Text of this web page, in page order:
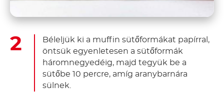
Béleljük ki a muffin sütőformákat papírral,
öntsük egyenletesen a sütőformák
háromnegyedéig, majd tegyük be a
sütőbe 10 percre, amíg aranybarnára
sülnek.